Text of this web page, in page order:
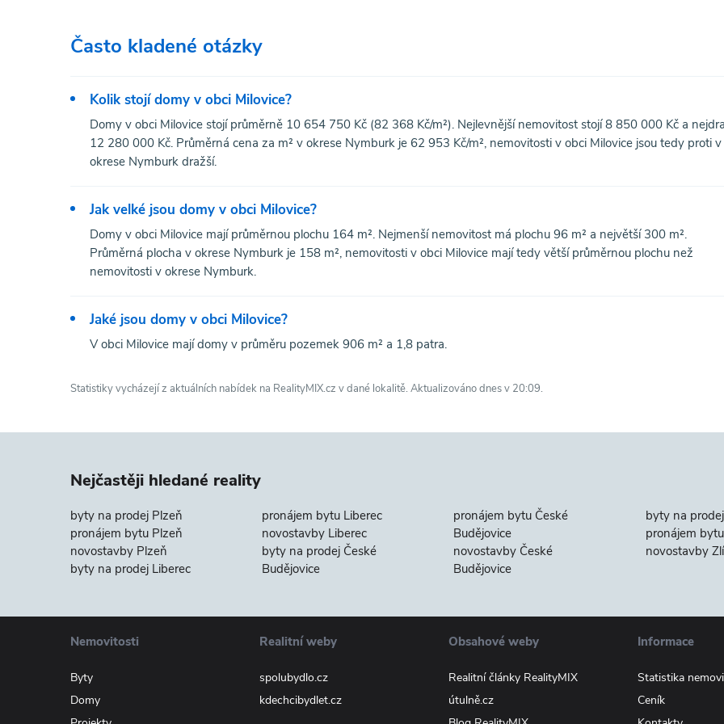
Často kladené otázky
Kolik stojí domy v obci Milovice?
Domy v obci Milovice stojí průměrně 10 654 750 Kč (82 368 Kč/m²). Nejlevnější nemovitost stojí 8 850 000 Kč a
12 280 000 Kč. Průměrná cena za m² v okrese Nymburk je 62 953 Kč/m², nemovitosti v obci Milovice jsou tedy proti v
okrese Nymburk dražší.
Jak velké jsou domy v obci Milovice?
Domy v obci Milovice mají průměrnou plochu 164 m². Nejmenší nemovitost má plochu 96 m² a největší 300 m².
Průměrná plocha v okrese Nymburk je 158 m², nemovitosti v obci Milovice mají tedy větší průměrnou plochu než
nemovitosti v okrese Nymburk.
Jaké jsou domy v obci Milovice?
V obci Milovice mají domy v průměru pozemek 906 m² a 1,8 patra.
Statistiky vycházejí z aktuálních nabídek na RealityMIX.cz v dané lokalitě. Aktualizováno dnes v 20:09.
Nejčastěji hledané reality
byty na prodej Plzeň
pronájem bytu Plzeň
novostavby Plzeň
byty na prodej Liberec
pronájem bytu Liberec
novostavby Liberec
byty na prodej České
Budějovice
pronájem bytu České
Budějovice
novostavby České
Budějovice
byty na
pronájem
novostavby
Nemovitosti
Byty
Domy
Realitní weby
spolubydlo.cz
kdechcibydlet.cz
Obsahové weby
Realitní články RealityMIX
útulně.cz
Informace
Statistika
Ceník